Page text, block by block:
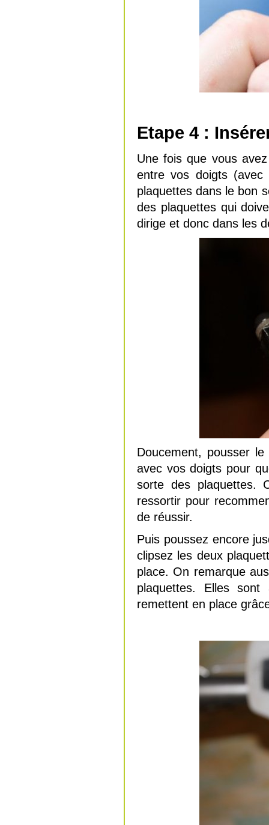
Etape 4 :
Une fois que vous
entre vos doigts
plaquettes dans le bon
des plaquettes qui
dirige et donc dans les
Doucement, pousser
avec vos doigts pour
sorte des plaquettes.
ressortir pour
de réussir.
Puis poussez encore
clipsez les deux
place. On remarque
plaquettes. Elles
remettent en place